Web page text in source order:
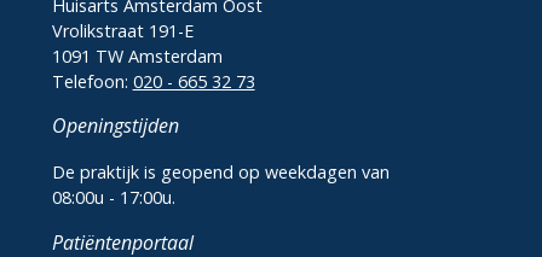
Huisarts Amsterdam Oost
Vrolikstraat 191-E
1091 TW Amsterdam
Telefoon: 020 - 665 32 73
Openingstijden
De praktijk is geopend op weekdagen van
08:00u - 17:00u.
Patiëntenportaal